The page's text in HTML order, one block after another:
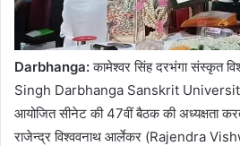
Darbhanga:कामेश्वर सिंह दरभंगा संस्कृत
Singh Darbhanga Sanskrit University)
आयोजित सीनेट की 47वीं बैठक की अध्यक्षता
राजेन्द्र विश्ववनाथ आर्लेकर (Rajendra